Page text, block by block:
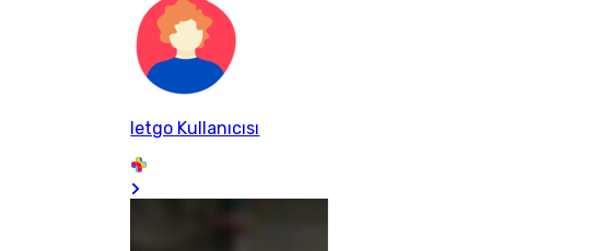
letgo Kullanıcısı